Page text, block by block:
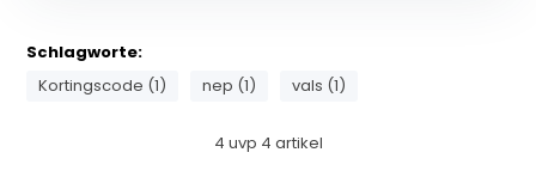
Schlagworte:
Kortingscode (1)
nep (1) vals (1)
4 uvp 4 artikel